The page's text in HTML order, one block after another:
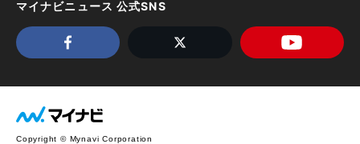
マイナビニュース 公式SNS
Copyright © Mynavi Corporation